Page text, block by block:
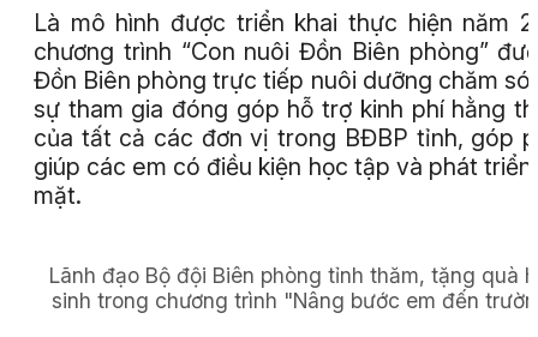
Là mô hình được triển khai thực hiện năm
chương trình “Con nuôi Đồn Biên phòng”
Đồn Biên phòng trực tiếp nuôi dưỡng chăm
sự tham gia đóng góp hỗ trợ kinh phí hằng
của tất cả các đơn vị trong BĐBP tỉnh, góp
giúp các em có điều kiện học tập và phát triển
mặt.
Lãnh đạo Bộ đội Biên phòng tỉnh thăm, tặng quà
sinh trong chương trình "Nâng bước em đến